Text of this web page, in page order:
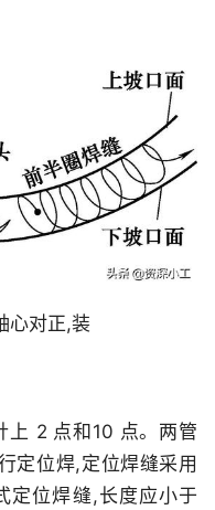
心对正,装
上 2 点和10 点。两管
定位焊,定位焊缝采用
定位焊缝,长度应小于